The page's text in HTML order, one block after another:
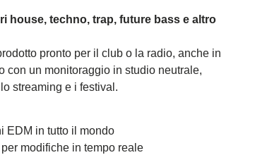
house, techno, trap, future bass e altro
pronto per il club o la radio, anche in
con un monitoraggio in studio neutrale,
streaming e i festival.
EDM in tutto il mondo
modifiche in tempo reale